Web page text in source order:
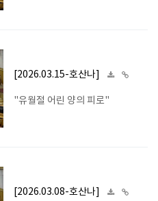
[2026.03.15-호산나]
"유월절 어린 양의 피로"
[2026.03.08-호산나]